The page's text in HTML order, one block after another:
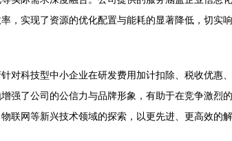
，实现了资源的优化配置与能耗的显著降低，切实
对科技型中小企业在研发费用加计扣除、税收优惠
强了公司的公信力与品牌形象，有助于在竞争激烈
网等新兴技术领域的探索，以更先进、更高效的解